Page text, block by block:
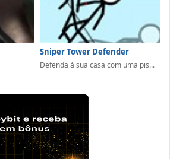
Sniper Tower Defender
Defenda à sua casa com uma pis...